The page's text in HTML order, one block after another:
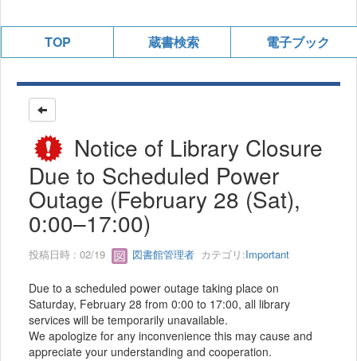
TOP 蔵書検索 電子ブック
Notice of Library Closure
Due to Scheduled Power
Outage (February 28 (Sat),
0:00–17:00)
投稿日時 : 02/19 図書館管理者 カテゴリ:Important
Due to a scheduled power outage taking place on
Saturday, February 28 from 0:00 to 17:00, all library
services will be temporarily unavailable.
We apologize for any inconvenience this may cause and
appreciate your understanding and cooperation.